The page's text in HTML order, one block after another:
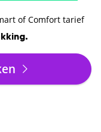
of Comfort tarief